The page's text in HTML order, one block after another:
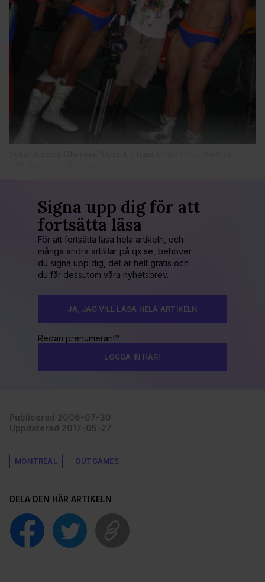
Signa upp dig för att
fortsätta läsa
För att fortsätta läsa hela artikeln, och
många andra artiklar på qx.se, behöver
du signa upp dig, det är helt gratis och
du får dessutom våra nyhetsbrev.
JA, JAG VILL LÄSA HELA ARTIKELN
Redan prenumerant?
LOGGA IN HÄR!
Publicerad 2006-07-30
Uppdaterad 2017-05-27
MONTREAL OUTGAMES
DELA DEN HÄR ARTIKELN